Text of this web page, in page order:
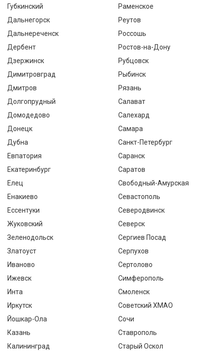
Губкинский
Дальнегорск
Дальнереченск
Дербент
Дзержинск
Димитровград
Дмитров
Долгопрудный
Домодедово
Донецк
Дубна
Евпатория
Екатеринбург
Елец
Енакиево
Ессентуки
Жуковский
Зеленодольск
Златоуст
Иваново
Ижевск
Инта
Иркутск
Йошкар-Ола
Казань
Калининград
Раменское
Реутов
Россошь
Ростов-на-Дону
Рубцовск
Рыбинск
Рязань
Салават
Салехард
Самара
Санкт-Петербург
Саранск
Саратов
Свободный-Амурская
Севастополь
Северодвинск
Северск
Сергиев Посад
Серпухов
Сертолово
Симферополь
Смоленск
Советский ХМАО
Сочи
Ставрополь
Старый Оскол